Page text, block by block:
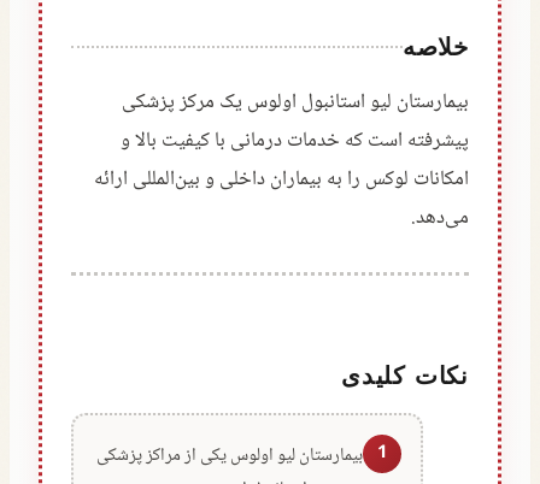
خلاصه
بیمارستان لیو استانبول اولوس یک مرکز پزشکی
پیشرفته است که خدمات درمانی با کیفیت بالا و
امکانات لوکس را به بیماران داخلی و بین‌المللی ارائه
می‌دهد.
نکات کلیدی
1 بیمارستان لیو اولوس یکی از مراکز پزشکی